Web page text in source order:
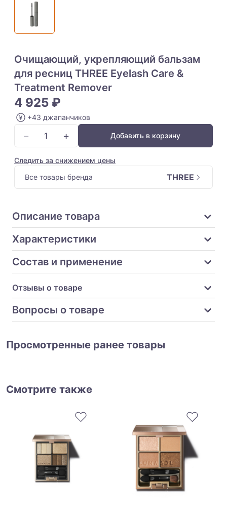
Очищающий, укрепляющий бальзам
для ресниц THREE Eyelash Care &
Treatment Remover
4 925 ₽
+43 джапанчиков
− + Добавить в корзину
Следить за снижением цены
Все товары бренда
THREE
Описание товара
Характеристики
Состав и применение
Отзывы о товаре
Вопросы о товаре
Просмотренные ранее товары
Смотрите также